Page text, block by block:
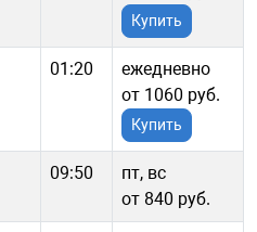
Купить
01:20
ежедневно
от 1060 руб.
Купить
09:50
пт, вс
от 840 руб.